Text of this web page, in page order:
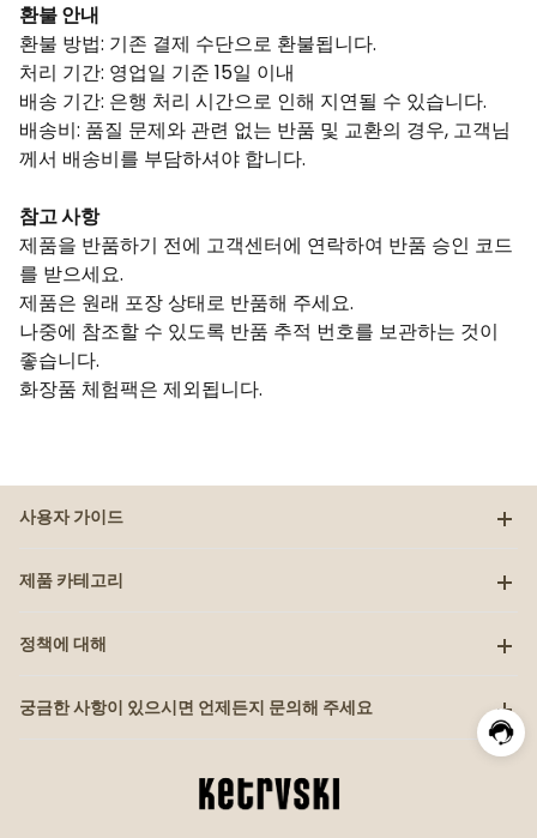
환불 안내
환불 방법: 기존 결제 수단으로 환불됩니다.
처리 기간: 영업일 기준 15일 이내
배송 기간: 은행 처리 시간으로 인해 지연될 수 있습니다.
배송비: 품질 문제와 관련 없는 반품 및 교환의 경우, 고객님
께서 배송비를 부담하셔야 합니다.
참고 사항
제품을 반품하기 전에 고객센터에 연락하여 반품 승인 코드
를 받으세요.
제품은 원래 포장 상태로 반품해 주세요.
나중에 참조할 수 있도록 반품 추적 번호를 보관하는 것이
좋습니다.
화장품 체험팩은 제외됩니다.
사용자 가이드
제품 카테고리
정책에 대해
궁금한 사항이 있으시면 언제든지 문의해 주세요